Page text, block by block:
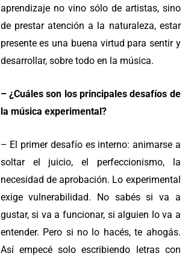
aprendizaje no vino sólo de artistas, sino
de prestar atención a la naturaleza, estar
presente es una buena virtud para sentir y
desarrollar, sobre todo en la música.
– ¿Cuáles son los principales desafíos de
la música experimental?
– El primer desafío es interno: animarse a
soltar el juicio, el perfeccionismo, la
necesidad de aprobación. Lo experimental
exige vulnerabilidad. No sabés si va a
gustar, si va a funcionar, si alguien lo va a
entender. Pero si no lo hacés, te ahogás.
Así empecé solo escribiendo letras con